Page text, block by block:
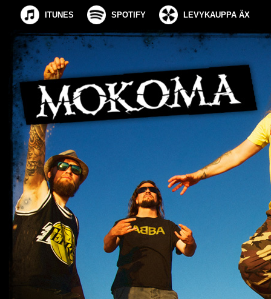
ITUNES SPOTIFY LEVYKAUPPA ÄX